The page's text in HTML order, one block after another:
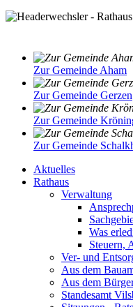
Zur Gemeinde Aham
Zur Gemeinde Gerzen
Zur Gemeinde
Zur Gemeinde
Aktuelles
Rathaus
Verwaltung
Was
Steuern,
Ver- und
Aus dem
Aus dem
Standesamt